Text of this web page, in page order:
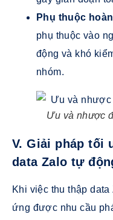
Phụ thuộc
phụ thuộc vào
động và khó
nhóm.
Ưu và nhược
V. Giải pháp tối
data Zalo tự
Khi việc thu thập
ứng được nhu cầu